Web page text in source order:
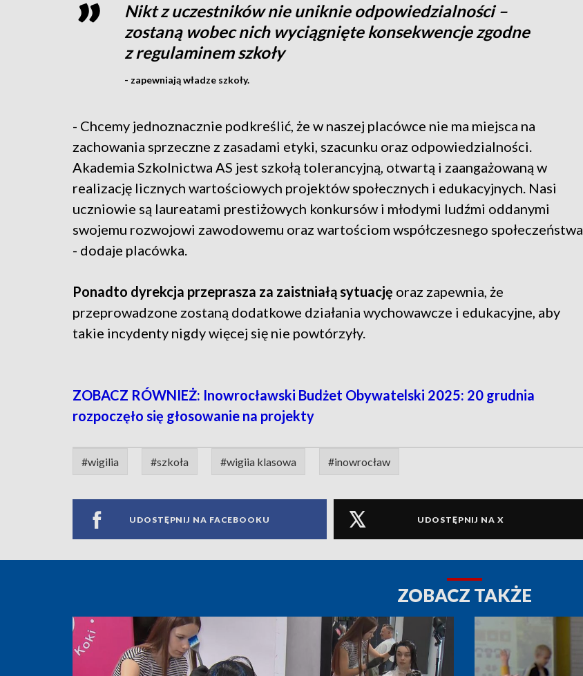
Nikt z uczestników nie uniknie odpowiedzialności –
zostaną wobec nich wyciągnięte konsekwencje zgodne
z regulaminem szkoły
- zapewniają władze szkoły.
- Chcemy jednoznacznie podkreślić, że w naszej placówce nie ma miejsca na
zachowania sprzeczne z zasadami etyki, szacunku oraz odpowiedzialności.
Akademia Szkolnictwa AS jest szkołą tolerancyjną, otwartą i zaangażowaną w
realizację licznych wartościowych projektów społecznych i edukacyjnych. Nasi
uczniowie są laureatami prestiżowych konkursów i młodymi ludźmi oddanymi
swojemu rozwojowi zawodowemu oraz wartościom współczesnego społeczeństwa
- dodaje placówka.
Ponadto dyrekcja przeprasza za zaistniałą sytuację oraz zapewnia, że
przeprowadzone zostaną dodatkowe działania wychowawcze i edukacyjne, aby
takie incydenty nigdy więcej się nie powtórzyły.
ZOBACZ RÓWNIEŻ: Inowrocławski Budżet Obywatelski 2025: 20 grudnia
rozpoczęło się głosowanie na projekty
#wigilia #szkoła #wigiia klasowa #inowrocław
UDOSTĘPNIJ NA FACEBOOKU UDOSTĘPNIJ NA X
ZOBACZ TAKŻE